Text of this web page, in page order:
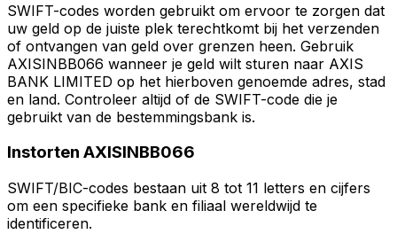
SWIFT-codes worden gebruikt om ervoor te zorgen dat
uw geld op de juiste plek terechtkomt bij het verzenden
of ontvangen van geld over grenzen heen. Gebruik
AXISINBB066 wanneer je geld wilt sturen naar AXIS
BANK LIMITED op het hierboven genoemde adres, stad
en land. Controleer altijd of de SWIFT-code die je
gebruikt van de bestemmingsbank is.
Instorten AXISINBB066
SWIFT/BIC-codes bestaan uit 8 tot 11 letters en cijfers
om een specifieke bank en filiaal wereldwijd te
identificeren.